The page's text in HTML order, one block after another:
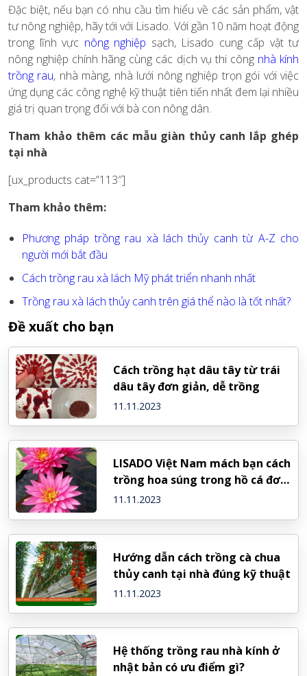
Đặc biệt, nếu bạn có nhu cầu tìm hiểu về các sản phẩm, vật
tư nông nghiệp, hãy tới với Lisado. Với gần 10 năm hoạt động
trong lĩnh vực nông nghiệp sạch, Lisado cung cấp vật tư
nông nghiệp chính hãng cùng các dịch vụ thi công nhà kính
trồng rau, nhà màng, nhà lưới nông nghiệp trọn gói với việc
ứng dụng các công nghệ kỹ thuật tiên tiến nhất đem lại nhiều
giá trị quan trọng đối với bà con nông dân.
Tham khảo thêm các mẫu giàn thủy canh lắp ghép
tại nhà
[ux_products cat=”113″]
Tham khảo thêm:
Phương pháp trồng rau xà lách thủy canh từ A-Z cho
người mới bắt đầu
Cách trồng rau xà lách Mỹ phát triển nhanh nhất
Trồng rau xà lách thủy canh trên giá thể nào là tốt nhất?
Đề xuất cho bạn
Cách trồng hạt dâu tây từ trái
dâu tây đơn giản, dễ trồng
11.11.2023
LISADO Việt Nam mách bạn cách
trồng hoa súng trong hồ cá đơn
giản nhất
11.11.2023
Hướng dẫn cách trồng cà chua
thủy canh tại nhà đúng kỹ thuật
11.11.2023
Hệ thống trồng rau nhà kính ở
nhật bản có ưu điểm gì?